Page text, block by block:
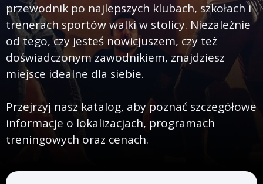
przewodnik po najlepszych klubach, szkołach i
trenerach sportów walki w stolicy. Niezależnie
od tego, czy jesteś nowicjuszem, czy też
doświadczonym zawodnikiem, znajdziesz
miejsce idealne dla siebie.
Przejrzyj nasz katalog, aby poznać szczegółowe
informacje o lokalizacjach, programach
treningowych oraz cenach.